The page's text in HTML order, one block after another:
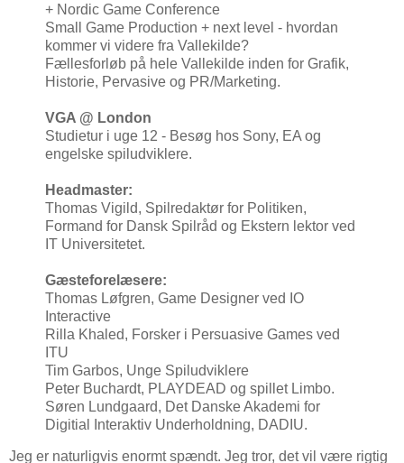
+ Nordic Game Conference
Small Game Production + next level - hvordan
kommer vi videre fra Vallekilde?
Fællesforløb på hele Vallekilde inden for Grafik,
Historie, Pervasive og PR/Marketing.
VGA @ London
Studietur i uge 12 - Besøg hos Sony, EA og
engelske spiludviklere.
Headmaster:
Thomas Vigild, Spilredaktør for Politiken,
Formand for Dansk Spilråd og Ekstern lektor ved
IT Universitetet.
Gæsteforelæsere:
Thomas Løfgren, Game Designer ved IO
Interactive
Rilla Khaled, Forsker i Persuasive Games ved
ITU
Tim Garbos, Unge Spiludviklere
Peter Buchardt, PLAYDEAD og spillet Limbo.
Søren Lundgaard, Det Danske Akademi for
Digitial Interaktiv Underholdning, DADIU.
Jeg er naturligvis enormt spændt. Jeg tror, det vil være rigtig